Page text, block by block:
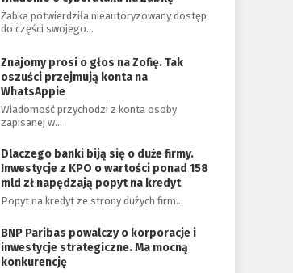
Żabka potwierdziła nieautoryzowany dostęp
do części swojego…
Znajomy prosi o głos na Zofię. Tak
oszuści przejmują konta na
WhatsAppie
Wiadomość przychodzi z konta osoby
zapisanej w…
Dlaczego banki biją się o duże firmy.
Inwestycje z KPO o wartości ponad 158
mld zł napędzają popyt na kredyt
Popyt na kredyt ze strony dużych firm…
BNP Paribas powalczy o korporacje i
inwestycje strategiczne. Ma mocną
konkurencję